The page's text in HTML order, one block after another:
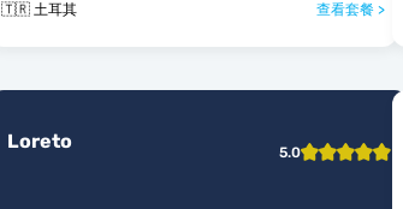
🇹🇷 土耳其 查看套餐 >
Loreto 5.0